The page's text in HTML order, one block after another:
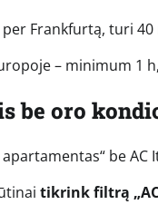
Frankfurtą, turi
– minimum 1
be oro
apartamentas“ be
tikrink filtrą